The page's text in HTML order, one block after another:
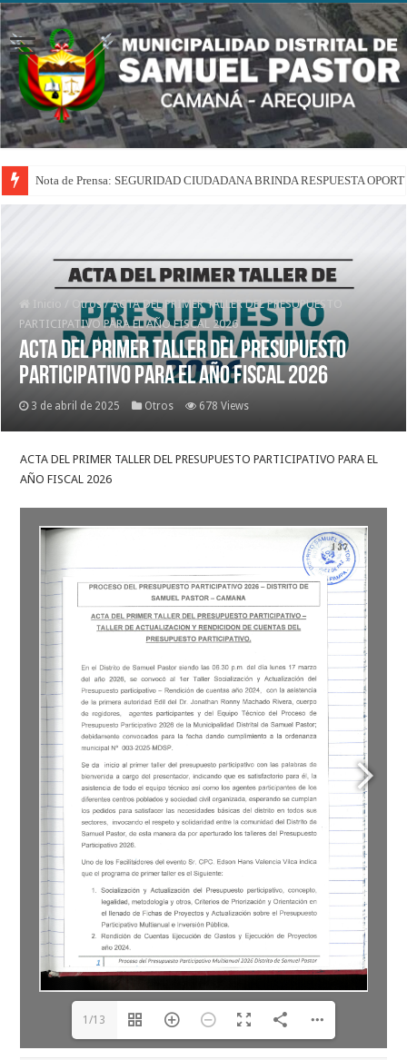
Nota de Prensa: SEGURIDAD CIUDADANA BRINDA RESPUESTA
Inicio Otros / ACTA DEL PRIMER TALLER DEL PRESUPUESTO
PARTICIPATIVO PARA EL AÑO FISCAL 2026
ACTA DEL PRIMER TALLER DEL PRESUPUESTO
PARTICIPATIVO PARA EL AÑO FISCAL 2026
3 de abril de 2025 Otros 678 Views
ACTA DEL PRIMER TALLER DEL PRESUPUESTO PARTICIPATIVO PARA EL
AÑO FISCAL 2026
1/13